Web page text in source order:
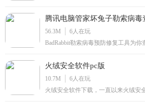
腾讯电脑管家坏兔子勒索病毒
56.3M 6 人在玩
BadRabbit勒索病毒预防修复工具为你
电脑管家坏兔子勒索病毒查杀软件预防
火绒安全软件pc版
10.7M 6 人在玩
火绒安全软件下载，一直以来火绒安